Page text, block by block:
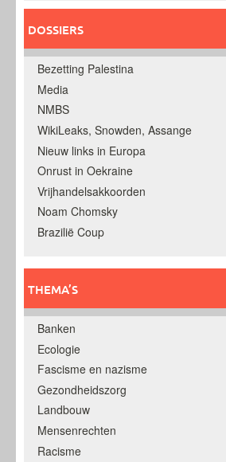
DOSSIERS
Bezetting Palestina
Media
NMBS
WikiLeaks, Snowden, Assange
Nieuw links in Europa
Onrust in Oekraine
Vrijhandelsakkoorden
Noam Chomsky
Brazilië Coup
THEMA’S
Banken
Ecologie
Fascisme en nazisme
Gezondheidszorg
Landbouw
Mensenrechten
Racisme